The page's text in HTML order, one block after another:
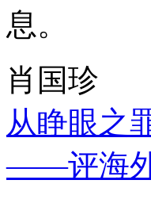
息。
肖国珍
从睁眼之
——评海外